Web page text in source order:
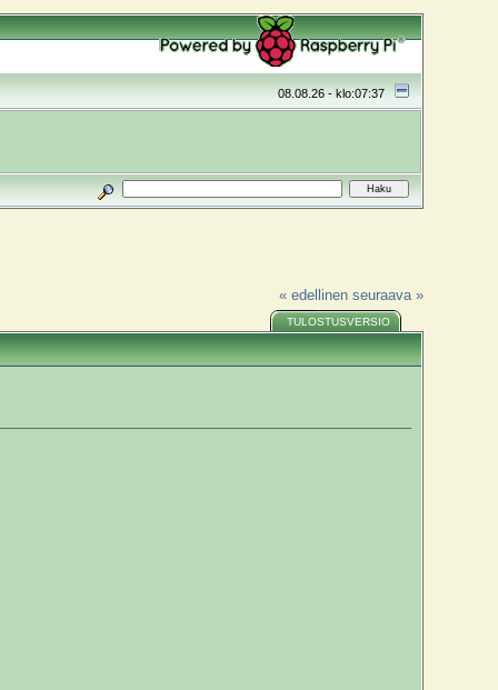
08.08.26 - klo:07:37
« edellinen seuraava »
TULOSTUSVERSIO